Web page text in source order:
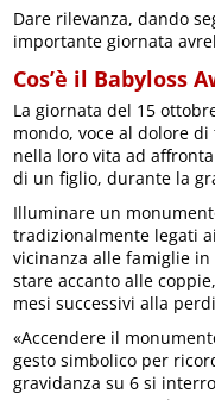
Dare rilevanza, dando
importante giornata
Cos’è il Babyloss
La giornata del 15
mondo, voce al dolore
nella loro vita ad
di un figlio, durante la
Illuminare un
tradizionalmente legati
vicinanza alle famiglie
stare accanto alle
mesi successivi alla
«Accendere il
gesto simbolico per
gravidanza su 6 si